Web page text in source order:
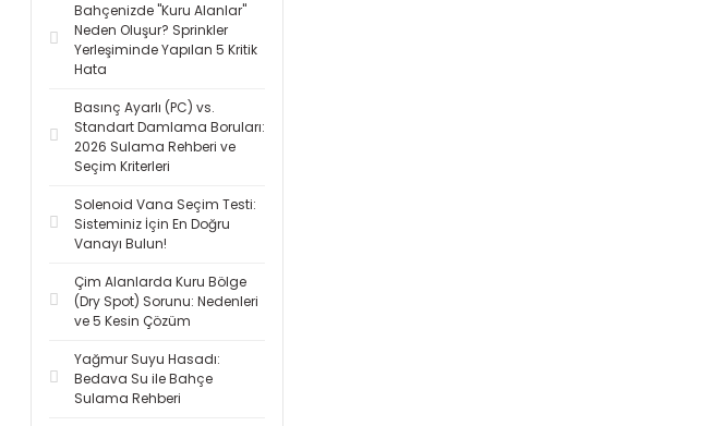
Bahçenizde "Kuru Alanlar"
Neden Oluşur? Sprinkler
Yerleşiminde Yapılan 5 Kritik
Hata
Basınç Ayarlı (PC) vs.
Standart Damlama Boruları:
2026 Sulama Rehberi ve
Seçim Kriterleri
Solenoid Vana Seçim Testi:
Sisteminiz İçin En Doğru
Vanayı Bulun!
Çim Alanlarda Kuru Bölge
(Dry Spot) Sorunu: Nedenleri
ve 5 Kesin Çözüm
Yağmur Suyu Hasadı:
Bedava Su ile Bahçe
Sulama Rehberi